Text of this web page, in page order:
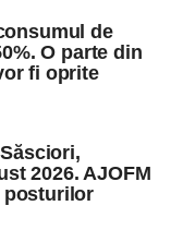
de
O parte din
fi oprite
2026. AJOFM
posturilor